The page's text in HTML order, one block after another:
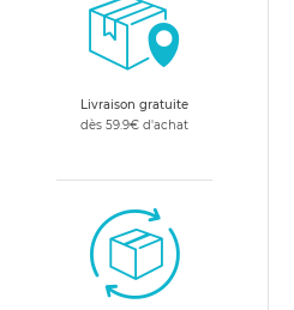
Livraison gratuite
dès 59.9€ d'achat